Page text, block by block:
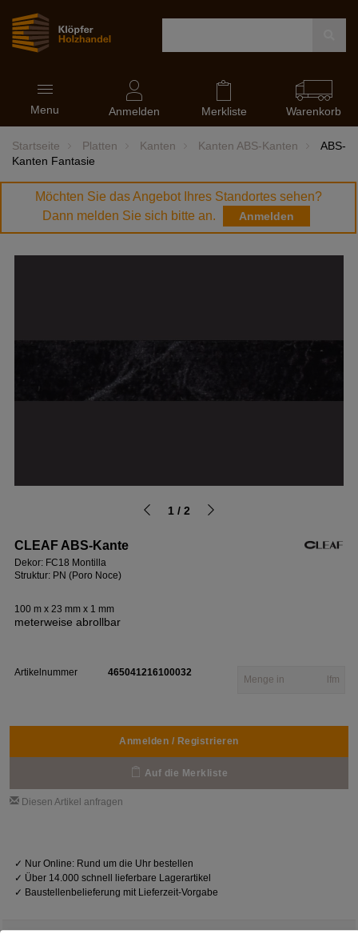
Navigation
ein-
und
ausblenden
Menu Anmelden Merkliste Warenkorb
Startseite Platten Kanten Kanten ABS-Kanten
ABS-
Kanten Fantasie
Möchten Sie das Angebot Ihres Standortes sehen?
Dann melden Sie sich bitte an.
Anmelden
1 / 2
CLEAF ABS-Kante
Dekor: FC18 Montilla
Struktur: PN (Poro Noce)
100 m x 23 mm x 1 mm
meterweise abrollbar
Artikelnummer 465041216100032
lfm
Anmelden / Registrieren
Auf die Merkliste
Diesen Artikel anfragen
✓ Nur Online: Rund um die Uhr bestellen
✓ Über 14.000 schnell lieferbare Lagerartikel
✓ Baustellenbelieferung mit Lieferzeit-Vorgabe